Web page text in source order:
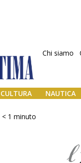
Chi siamo
CULTURA NAUTICA
< 1 minuto